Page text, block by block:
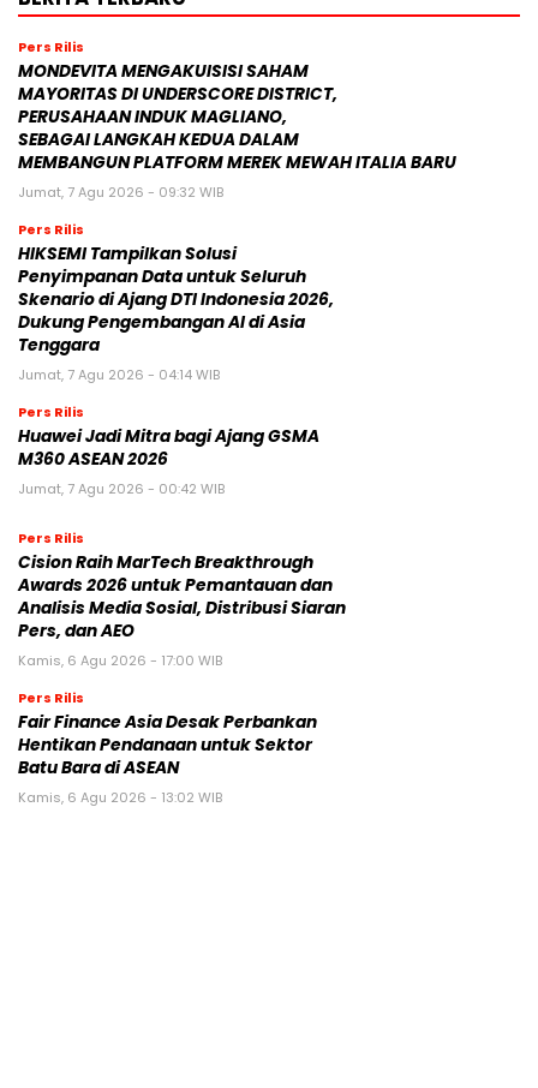
Pers Rilis
MONDEVITA MENGAKUISISI SAHAM
MAYORITAS DI UNDERSCORE DISTRICT,
PERUSAHAAN INDUK MAGLIANO,
SEBAGAI LANGKAH KEDUA DALAM
MEMBANGUN PLATFORM MEREK MEWAH ITALIA BARU
Jumat, 7 Agu 2026 - 09:32 WIB
Pers Rilis
HIKSEMI Tampilkan Solusi
Penyimpanan Data untuk Seluruh
Skenario di Ajang DTI Indonesia 2026,
Dukung Pengembangan AI di Asia
Tenggara
Jumat, 7 Agu 2026 - 04:14 WIB
Pers Rilis
Huawei Jadi Mitra bagi Ajang GSMA
M360 ASEAN 2026
Jumat, 7 Agu 2026 - 00:42 WIB
Pers Rilis
Cision Raih MarTech Breakthrough
Awards 2026 untuk Pemantauan dan
Analisis Media Sosial, Distribusi Siaran
Pers, dan AEO
Kamis, 6 Agu 2026 - 17:00 WIB
Pers Rilis
Fair Finance Asia Desak Perbankan
Hentikan Pendanaan untuk Sektor
Batu Bara di ASEAN
Kamis, 6 Agu 2026 - 13:02 WIB